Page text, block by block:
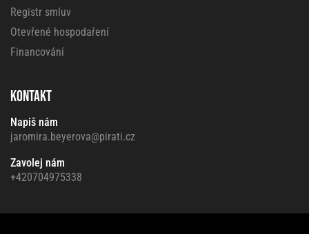
Registr smluv
Otevřené hospodaření
Financování
KONTAKT
Napiš nám
jaromira.beyerova@pirati.cz
Zavolej nám
+420704975338